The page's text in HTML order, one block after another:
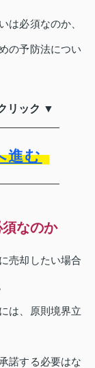
は必須なのか、
の予防法につい
リック ▼
進む
なのか
売却したい場合
は、原則境界立
諾する必要はな